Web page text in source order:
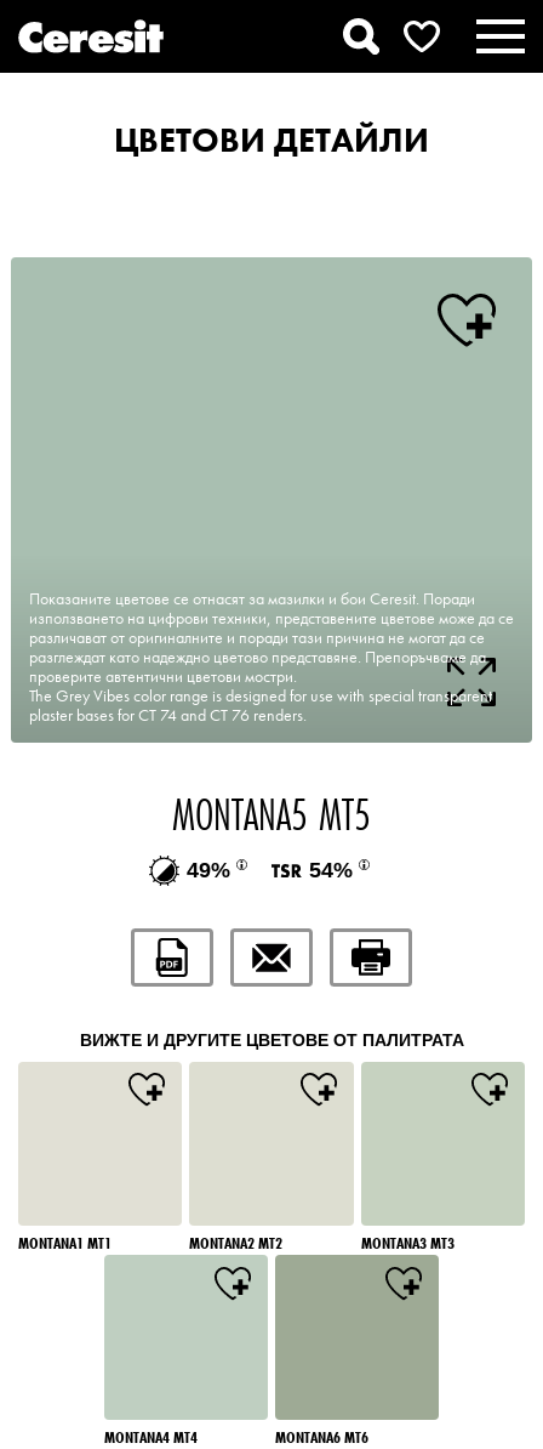
ЦВЕТОВИ ДЕТАЙЛИ
Показаните цветове се отнасят за мазилки и бои Ceresit. Поради
използването на цифрови техники, представените цветове може да се
различават от оригиналните и поради тази причина не могат да се
разглеждат като надеждно цветово представяне. Препоръчваме да
проверите автентични цветови мостри.
The Grey Vibes color range is designed for use with special transparent
plaster bases for CT 74 and CT 76 renders.
MONTANA5 MT5
49% 54%
ВИЖТЕ И ДРУГИТЕ ЦВЕТОВЕ ОТ ПАЛИТРАТА
MONTANA1 MT1 MONTANA2 MT2 MONTANA3 MT3
MONTANA4 MT4 MONTANA6 MT6